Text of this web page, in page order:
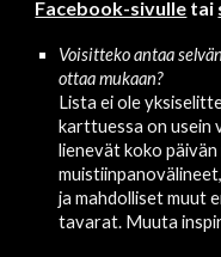
Facebook-sivulle tai
Voisitteko antaa
ottaa mukaan?
Lista ei ole
karttuessa on usein
lienevät koko
ja mahdolliset muut
tavarat. Muuta